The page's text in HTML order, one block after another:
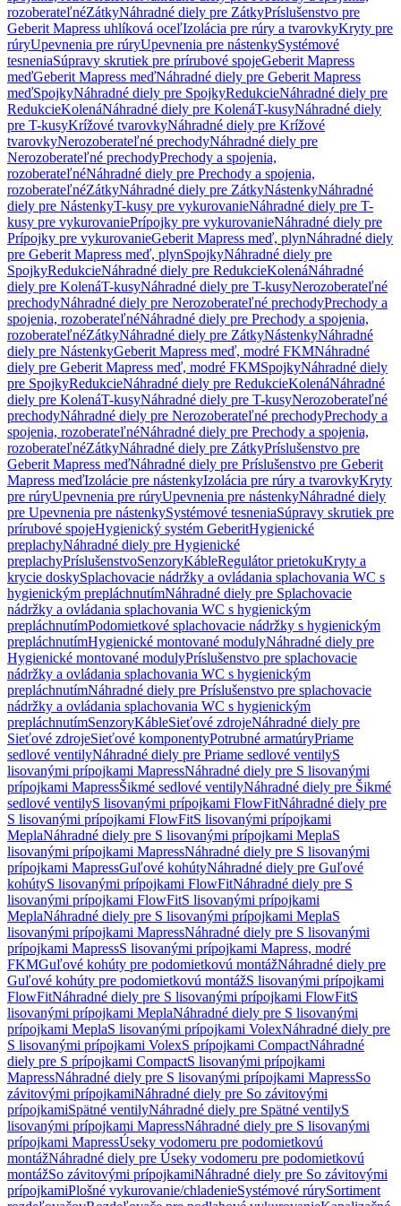
rozoberateľnéZátkyNáhradné diely pre ZátkyPríslušenstvo pre
Geberit Mapress uhlíková oceľIzolácia pre rúry a tvarovkyKryty pre
rúryUpevnenia pre rúryUpevnenia pre nástenkySystémové
tesneniaSúpravy skrutiek pre prírubové spojeGeberit Mapress
meďGeberit Mapress meďNáhradné diely pre Geberit Mapress
meďSpojkyNáhradné diely pre SpojkyRedukcieNáhradné diely pre
RedukcieKolenáNáhradné diely pre KolenáT-kusyNáhradné diely
pre T-kusyKrížové tvarovkyNáhradné diely pre Krížové
tvarovkyNerozoberateľné prechodyNáhradné diely pre
Nerozoberateľné prechodyPrechody a spojenia,
rozoberateľnéNáhradné diely pre Prechody a spojenia,
rozoberateľnéZátkyNáhradné diely pre ZátkyNástenkyNáhradné
diely pre NástenkyT-kusy pre vykurovanieNáhradné diely pre T-
kusy pre vykurovaniePrípojky pre vykurovanieNáhradné diely pre
Prípojky pre vykurovanieGeberit Mapress meď, plynNáhradné diely
pre Geberit Mapress meď, plynSpojkyNáhradné diely pre
SpojkyRedukcieNáhradné diely pre RedukcieKolenáNáhradné
diely pre KolenáT-kusyNáhradné diely pre T-kusyNerozoberateľné
prechodyNáhradné diely pre Nerozoberateľné prechodyPrechody a
spojenia, rozoberateľnéNáhradné diely pre Prechody a spojenia,
rozoberateľnéZátkyNáhradné diely pre ZátkyNástenkyNáhradné
diely pre NástenkyGeberit Mapress meď, modré FKMNáhradné
diely pre Geberit Mapress meď, modré FKMSpojkyNáhradné diely
pre SpojkyRedukcieNáhradné diely pre RedukcieKolenáNáhradné
diely pre KolenáT-kusyNáhradné diely pre T-kusyNerozoberateľné
prechodyNáhradné diely pre Nerozoberateľné prechodyPrechody a
spojenia, rozoberateľnéNáhradné diely pre Prechody a spojenia,
rozoberateľnéZátkyNáhradné diely pre ZátkyPríslušenstvo pre
Geberit Mapress meďNáhradné diely pre Príslušenstvo pre Geberit
Mapress meďIzolácie pre nástenkyIzolácia pre rúry a tvarovkyKryty
pre rúryUpevnenia pre rúryUpevnenia pre nástenkyNáhradné diely
pre Upevnenia pre nástenkySystémové tesneniaSúpravy skrutiek pre
prírubové spojeHygienický systém GeberitHygienické
preplachyNáhradné diely pre Hygienické
preplachyPríslušenstvoSenzoryKábleRegulátor prietokuKryty a
krycie doskySplachovacie nádržky a ovládania splachovania WC s
hygienickým prepláchnutímNáhradné diely pre Splachovacie
nádržky a ovládania splachovania WC s hygienickým
prepláchnutímPodomietkové splachovacie nádržky s hygienickým
prepláchnutímHygienické montované modulyNáhradné diely pre
Hygienické montované modulyPríslušenstvo pre splachovacie
nádržky a ovládania splachovania WC s hygienickým
prepláchnutímNáhradné diely pre Príslušenstvo pre splachovacie
nádržky a ovládania splachovania WC s hygienickým
prepláchnutímSenzoryKábleSieťové zdrojeNáhradné diely pre
Sieťové zdrojeSieťové komponentyPotrubné armatúryPriame
sedlové ventilyNáhradné diely pre Priame sedlové ventilyS
lisovanými prípojkami MapressNáhradné diely pre S lisovanými
prípojkami MapressŠikmé sedlové ventilyNáhradné diely pre Šikmé
sedlové ventilyS lisovanými prípojkami FlowFitNáhradné diely pre
S lisovanými prípojkami FlowFitS lisovanými prípojkami
MeplaNáhradné diely pre S lisovanými prípojkami MeplaS
lisovanými prípojkami MapressNáhradné diely pre S lisovanými
prípojkami MapressGuľové kohútyNáhradné diely pre Guľové
kohútyS lisovanými prípojkami FlowFitNáhradné diely pre S
lisovanými prípojkami FlowFitS lisovanými prípojkami
MeplaNáhradné diely pre S lisovanými prípojkami MeplaS
lisovanými prípojkami MapressNáhradné diely pre S lisovanými
prípojkami MapressS lisovanými prípojkami Mapress, modré
FKMGuľové kohúty pre podomietkovú montážNáhradné diely pre
Guľové kohúty pre podomietkovú montážS lisovanými prípojkami
FlowFitNáhradné diely pre S lisovanými prípojkami FlowFitS
lisovanými prípojkami MeplaNáhradné diely pre S lisovanými
prípojkami MeplaS lisovanými prípojkami VolexNáhradné diely pre
S lisovanými prípojkami VolexS prípojkami CompactNáhradné
diely pre S prípojkami CompactS lisovanými prípojkami
MapressNáhradné diely pre S lisovanými prípojkami MapressSo
závitovými prípojkamiNáhradné diely pre So závitovými
prípojkamiSpätné ventilyNáhradné diely pre Spätné ventilyS
lisovanými prípojkami MapressNáhradné diely pre S lisovanými
prípojkami MapressÚseky vodomeru pre podomietkovú
montážNáhradné diely pre Úseky vodomeru pre podomietkovú
montážSo závitovými prípojkamiNáhradné diely pre So závitovými
prípojkamiPlošné vykurovanie/chladenieSystémové rúrySortiment